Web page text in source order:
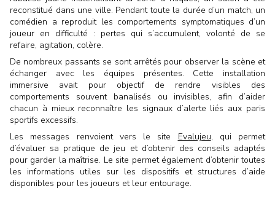
reconstitué dans une ville. Pendant toute la durée d’un match, un
comédien a reproduit les comportements symptomatiques d’un
joueur en difficulté : pertes qui s’accumulent, volonté de se
refaire, agitation, colère.
De nombreux passants se sont arrêtés pour observer la scène et
échanger avec les équipes présentes. Cette installation
immersive avait pour objectif de rendre visibles des
comportements souvent banalisés ou invisibles, afin d’aider
chacun à mieux reconnaître les signaux d’alerte liés aux paris
sportifs excessifs.
Les messages renvoient vers le site Evalujeu, qui permet
d’évaluer sa pratique de jeu et d’obtenir des conseils adaptés
pour garder la maîtrise. Le site permet également d’obtenir toutes
les informations utiles sur les dispositifs et structures d’aide
disponibles pour les joueurs et leur entourage.